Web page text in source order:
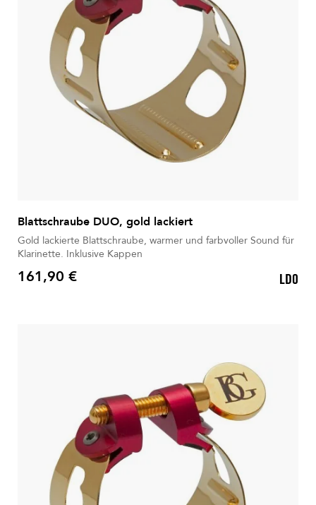
Blattschraube DUO, gold lackiert
Gold lackierte Blattschraube, warmer und farbvoller Sound für
Klarinette. Inklusive Kappen
Preis
161,90 € LD0